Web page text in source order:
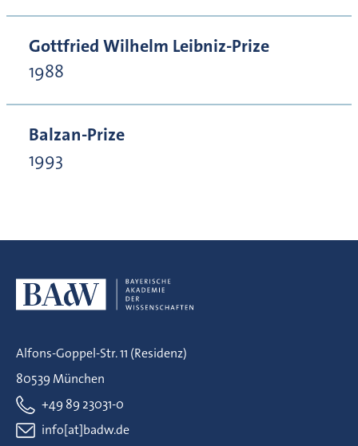
Gottfried Wilhelm Leibniz-Prize
1988
Balzan-Prize
1993
Alfons-Goppel-Str. 11 (Residenz)
80539 München
+49 89 23031-0
info[at]badw.de